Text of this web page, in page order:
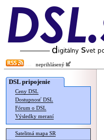
neprihlásený
DSL pripojenie
Ceny DSL
Dostupnosť DSL
Fórum o DSL
Výsledky meraní
Satelitná mapa SR